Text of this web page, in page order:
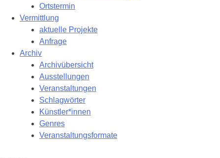
Ortstermin
Vermittlung
aktuelle Projekte
Anfrage
Archiv
Archivübersicht
Ausstellungen
Veranstaltungen
Schlagwörter
Künstler*innen
Genres
Veranstaltungsformate